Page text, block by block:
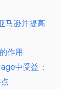
马逊并提高
作用
中受益：